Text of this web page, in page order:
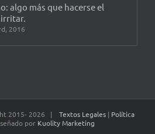
algo más que hacerse el
2016
2015- 2026 | Textos Legales | Política
por Kuolity Marketing